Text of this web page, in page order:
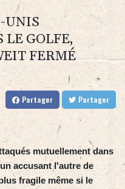
UNIS
LE GOLFE,
FERMÉ
Partager Partager
mutuellement dans
accusant l'autre de
fragile même si le